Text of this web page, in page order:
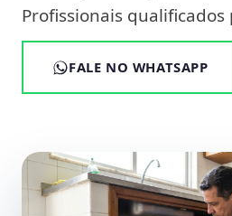
Profissionais qualificados
FALE NO WHATSAPP